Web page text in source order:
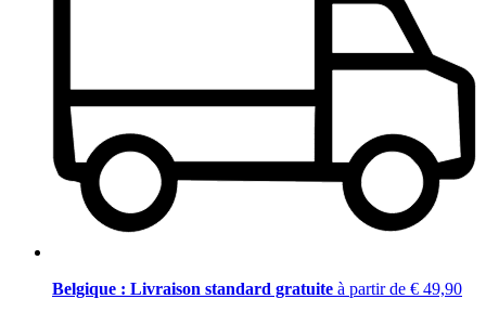
Belgique : Livraison standard gratuite à partir de € 49,90